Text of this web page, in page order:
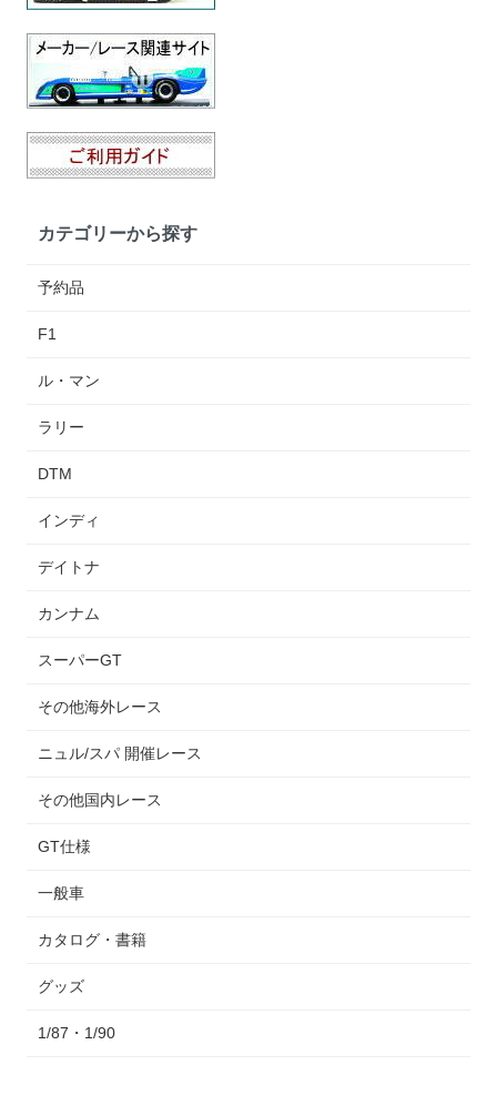
カテゴリーから探す
予約品
F1
ル・マン
ラリー
DTM
インディ
デイトナ
カンナム
スーパーGT
その他海外レース
ニュル/スパ 開催レース
その他国内レース
GT仕様
一般車
カタログ・書籍
グッズ
1/87・1/90